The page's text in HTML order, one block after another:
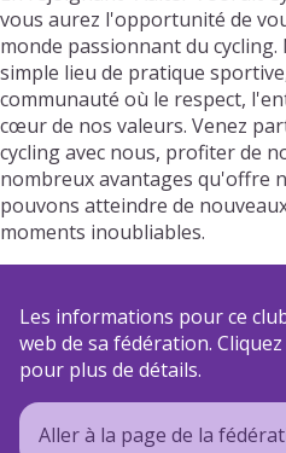
vous aurez l'opportunité de
monde passionnant du
simple lieu de pratique
communauté où le respect,
cœur de nos valeurs. Venez
cycling avec nous, profiter de
nombreux avantages qu'offre
pouvons atteindre de
moments inoubliables.
Les informations pour ce
web de sa fédération.
pour plus de détails.
Aller à la page de la